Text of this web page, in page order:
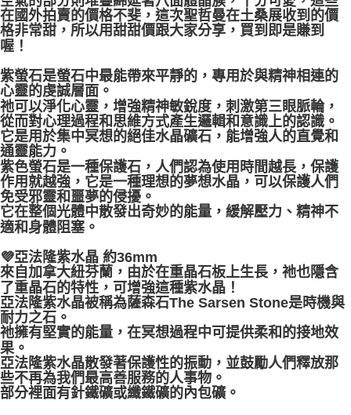
在國外拍賣的價格不斐，這次聖哲曼在土桑展收到的價
格非常甜，所以用甜甜價跟大家分享，買到即是賺到
喔！
紫螢石是螢石中最能帶來平靜的，專用於與精神相連的
心靈的虔誠層面。
祂可以淨化心靈，增強精神敏銳度，刺激第三眼脈輪，
從而對心理過程和思維方式產生邏輯和意識上的認識。
它是用於集中冥想的絕佳水晶礦石，能增強人的直覺和
通靈能力。
紫色螢石是一種保護石，人們認為使用時間越長，保護
作用就越強，它是一種理想的夢想水晶，可以保護人們
免受邪靈和噩夢的侵擾。
它在整個光體中散發出奇妙的能量，緩解壓力、精神不
適和身體阻塞。
💜亞法隆紫水晶 約36mm
來自加拿大紐芬蘭，由於在重晶石板上生長，祂也隱含
了重晶石的特性，可增強這種紫水晶！
亞法隆紫水晶被稱為薩森石The Sarsen Stone是時機與
耐力之石。
祂擁有堅實的能量，在冥想過程中可提供柔和的接地效
果。
亞法隆紫水晶散發著保護性的振動，並鼓勵人們釋放那
些不再為我們最高善服務的人事物。
部分裡面有針鐵礦或纖鐵礦的內包礦。